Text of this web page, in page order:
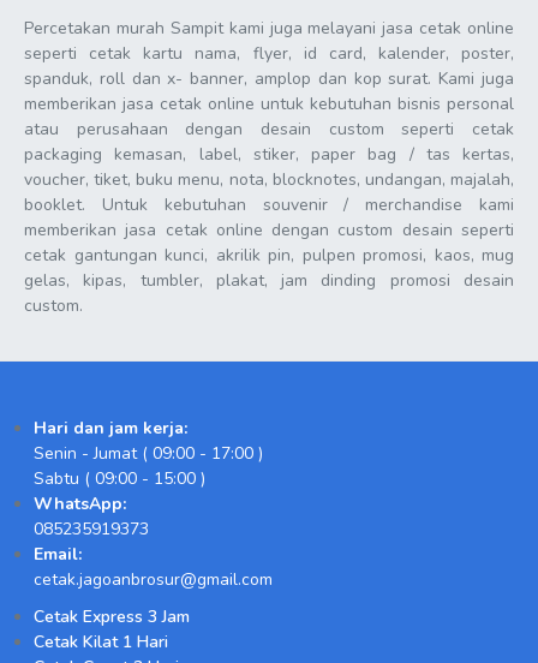
Percetakan murah Sampit kami juga melayani jasa cetak online
seperti cetak kartu nama, flyer, id card, kalender, poster,
spanduk, roll dan x- banner, amplop dan kop surat. Kami juga
memberikan jasa cetak online untuk kebutuhan bisnis personal
atau perusahaan dengan desain custom seperti cetak
packaging kemasan, label, stiker, paper bag / tas kertas,
voucher, tiket, buku menu, nota, blocknotes, undangan, majalah,
booklet. Untuk kebutuhan souvenir / merchandise kami
memberikan jasa cetak online dengan custom desain seperti
cetak gantungan kunci, akrilik pin, pulpen promosi, kaos, mug
gelas, kipas, tumbler, plakat, jam dinding promosi desain
custom.
Hari dan jam kerja:
Senin - Jumat ( 09:00 - 17:00 )
Sabtu ( 09:00 - 15:00 )
WhatsApp:
085235919373
Email:
cetak.jagoanbrosur@gmail.com
Cetak Express 3 Jam
Cetak Kilat 1 Hari